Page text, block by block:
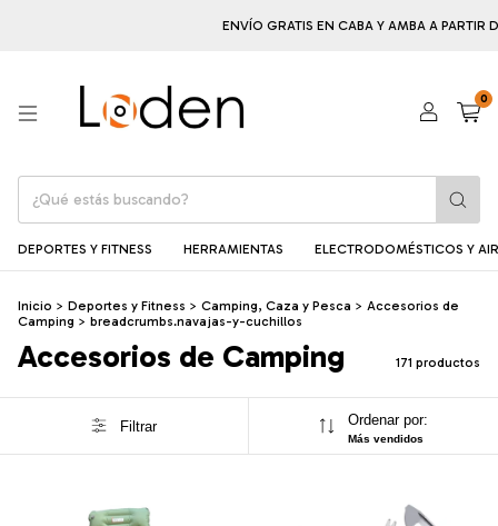
ENVÍO GRATIS EN CABA Y AMBA A PARTIR DE
0
DEPORTES Y FITNESS HERRAMIENTAS ELECTRODOMÉSTICOS Y
Inicio > Deportes y Fitness > Camping, Caza y Pesca > Accesorios de
Camping > breadcrumbs.navajas-y-cuchillos
Accesorios de Camping 171 productos
Filtrar Ordenar por:
Más vendidos